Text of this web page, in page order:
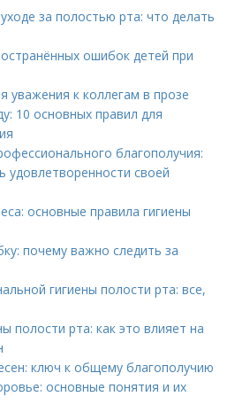
за полостью рта: что делать
ошибок детей при
уважения к коллегам в прозе
10 основных правил для
благополучия:
удовлетворенности своей
основные правила гигиены
почему важно следить за
гигиены полости рта: все,
полости рта: как это влияет на
ключ к общему благополучию
основные понятия и их